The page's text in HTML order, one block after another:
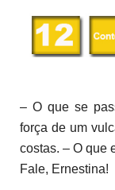
– O que se
força de um
costas. – O que
Fale, Ernestina!